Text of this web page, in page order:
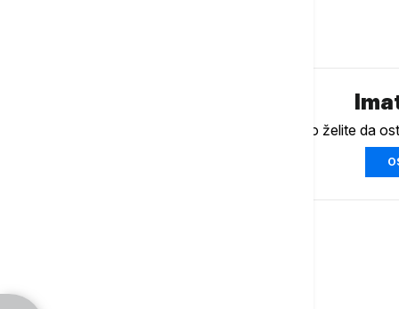
Ukoliko želite da